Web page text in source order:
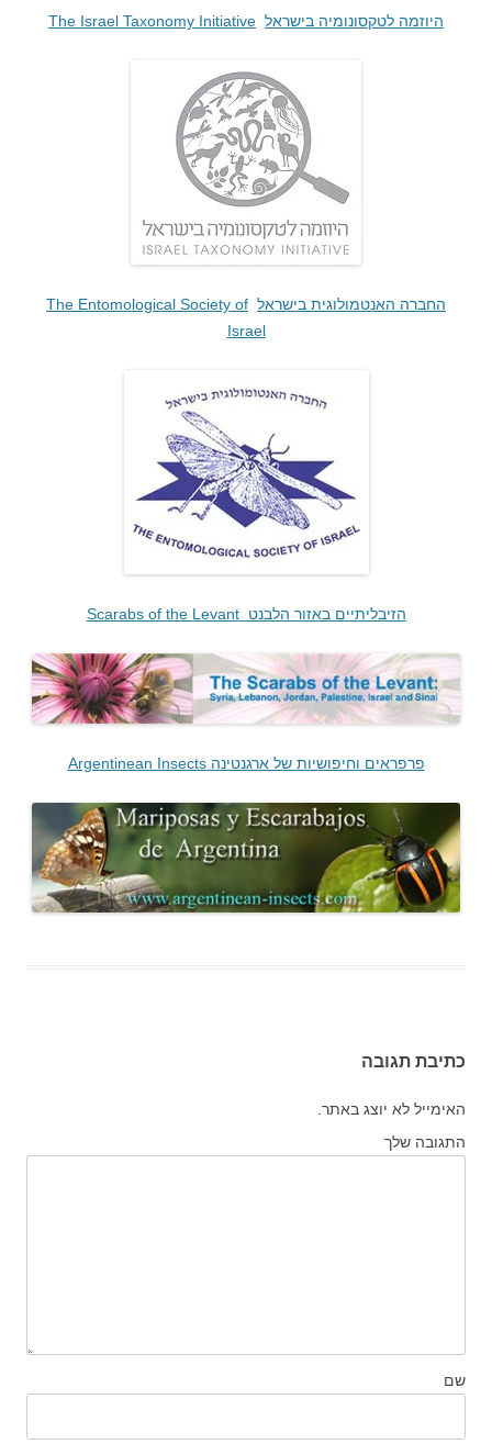
היוזמה לטקסונומיה בישראל The Israel Taxonomy Initiative
החברה האנטמולוגית בישראל The Entomological Society of
Israel
הזיבליתיים באזור הלבנט Scarabs of the Levant
פרפראים וחיפושיות של ארגנטינה Argentinean Insects
כתיבת תגובה
האימייל לא יוצג באתר.
התגובה שלך
שם